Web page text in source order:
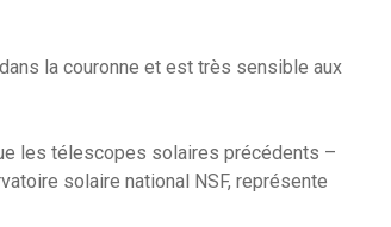
la couronne et est très sensible aux
les télescopes solaires précédents –
solaire national NSF, représente